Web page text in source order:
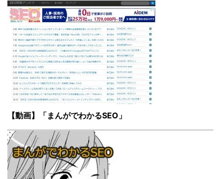
【動画】「まんがでわかるSEO」